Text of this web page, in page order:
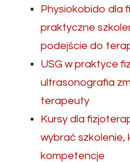
Physiokobido dla
praktyczne
podejście do
USG w praktyce
ultrasonografia
terapeuty
Kursy dla
wybrać szkolenie,
kompetencje